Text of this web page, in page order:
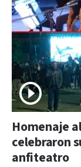
Homenaje
celebraron
anfiteatro